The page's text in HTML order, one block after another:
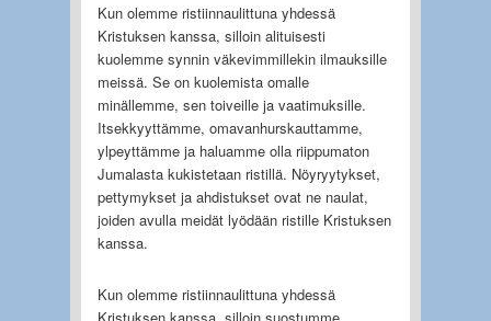
Kun olemme ristiinnaulittuna yhdessä
Kristuksen kanssa, silloin alituisesti
kuolemme synnin väkevimmillekin ilmauksille
meissä. Se on kuolemista omalle
minällemme, sen toiveille ja vaatimuksille.
Itsekkyyttämme, omavanhurskauttamme,
ylpeyttämme ja haluamme olla riippumaton
Jumalasta kukistetaan ristillä. Nöyryytykset,
pettymykset ja ahdistukset ovat ne naulat,
joiden avulla meidät lyödään ristille Kristuksen
kanssa.
Kun olemme ristiinnaulittuna yhdessä